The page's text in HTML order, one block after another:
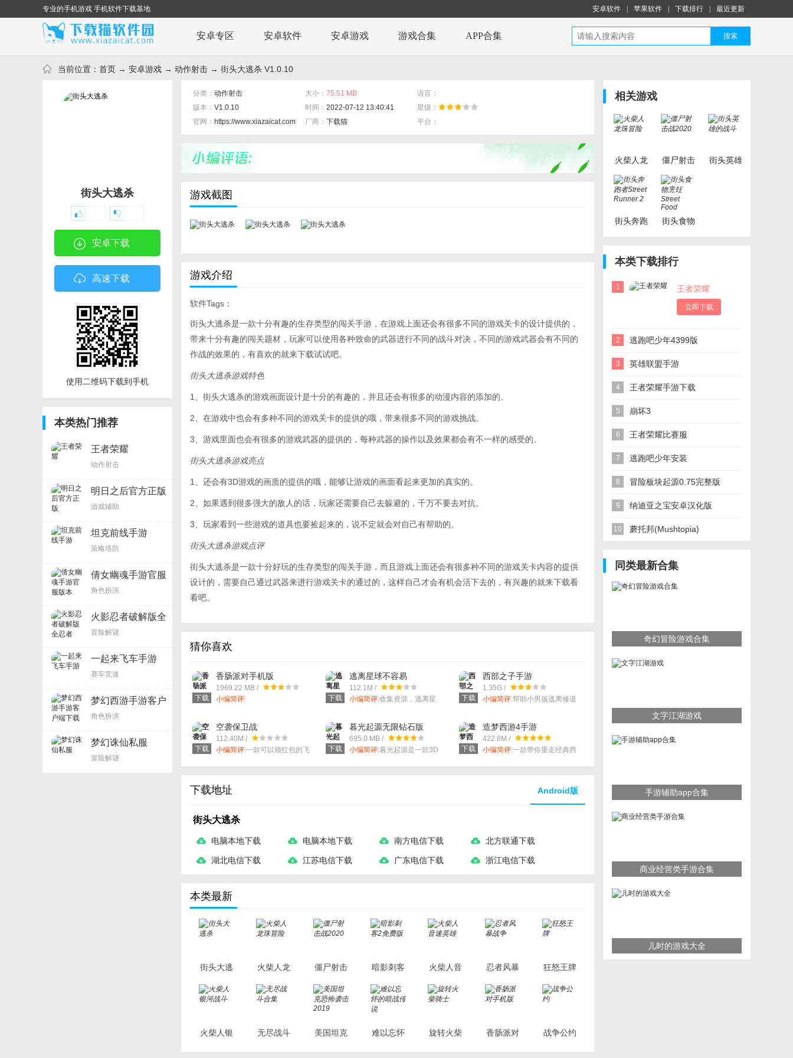
专业的手机游戏 手机软件下载基地 安卓软件 苹果软件 下载排行 最近更新
安卓专区 安卓软件 安卓游戏 游戏合集 APP合集 搜索
当前位置： 首页 → 安卓游戏 → 动作射击 → 街头大逃杀 V1.0.10
街头大逃杀
安卓下载
高速下载
使用二维码下载到手机
本类热门推荐
王者荣耀
动作射击
明日之后官方正版
游戏辅助
坦克前线手游
策略塔防
倩女幽魂手游官服
版本
角色扮演
火影忍者破解版全
忍者
冒险解谜
一起来飞车手游
赛车竞速
梦幻西游手游客户
端下载
角色扮演
梦幻诛仙私服
冒险解谜
分类： 动作射击 大小： 75.51 MB
语言：
版本： V1.0.10 时间： 2022-07-12 13:40:41
星级：
官网： https://www.xiazaicat.com 厂商： 下载猫 平台：
游戏截图
游戏介绍
软件Tags：
街头大逃杀是一款十分有趣的生存类型的闯关手游，在游戏上面还会有很多不同的游戏关卡的设计提供的，
带来十分有趣的闯关题材，玩家可以使用各种致命的武器进行不同的战斗对决，不同的游戏武器会有不同的
作战的效果的，有喜欢的就来下载试试吧。
街头大逃杀游戏特色
1、街头大逃杀的游戏画面设计是十分的有趣的，并且还会有很多的动漫内容的添加的。
2、在游戏中也会有多种不同的游戏关卡的提供的哦，带来很多不同的游戏挑战。
3、游戏里面也会有很多的游戏武器的提供的，每种武器的操作以及效果都会有不一样的感受的。
街头大逃杀游戏亮点
1、还会有3D游戏的画质的提供的哦，能够让游戏的画面看起来更加的真实的。
2、如果遇到很多强大的敌人的话，玩家还需要自己去躲避的，千万不要去对抗。
3、玩家看到一些游戏的道具也要捡起来的，说不定就会对自己有帮助的。
街头大逃杀游戏点评
街头大逃杀是一款十分好玩的生存类型的闯关手游，而且游戏上面还会有很多种不同的游戏关卡内容的提供
设计的，需要自己通过武器来进行游戏关卡的通过的，这样自己才会有机会活下去的，有兴趣的就来下载看
看吧。
猜你喜欢
下载
香肠派对手机版
1969.22 MB /
小编简评:
下载
逃离星球不容易
112.1M /
小编简评:收集资源，逃离星
下载
西部之子手游
1.35G /
小编简评:帮助小男孩逃离修道
下载
空袭保卫战
112.40M /
小编简评:一款可以领红包的飞
下载
暮光起源无限钻石版
695.0 MB /
小编简评:暮光起源是一款3D
下载
造梦西游4手游
422.8M /
小编简评:一款带你重走经典西
下载地址 Android版
街头大逃杀
电脑本地下载 电脑本地下载 南方电信下载 北方联通下载
湖北电信下载 江苏电信下载 广东电信下载 浙江电信下载
本类最新
街头大逃
火柴人龙
珠冒险
僵尸射击
战2020
暗影刺客
2免费版
火柴人音
速英雄
忍者风暴
狂怒王牌
火柴人银
无尽战斗
美国坦克
难以忘怀
旋转火柴
香肠派对
战争公约
相关游戏
火柴人龙
珠冒险
僵尸射击
战2020
街头英雄
街头奔跑
街头食物
Food
本类下载排行
1 王者荣耀
立即下载
2 逃跑吧少年4399版
3 英雄联盟手游
4 王者荣耀手游下载
5 崩坏3
6 王者荣耀比赛服
7 逃跑吧少年安装
8 冒险板块起源0.75完整版
9 纳迪亚之宝安卓汉化版
Treasure of Nadia
10 蘑托邦(Mushtopia)
同类最新合集
奇幻冒险游戏合集
文字江湖游戏
手游辅助app合集
商业经营类手游合集
儿时的游戏大全